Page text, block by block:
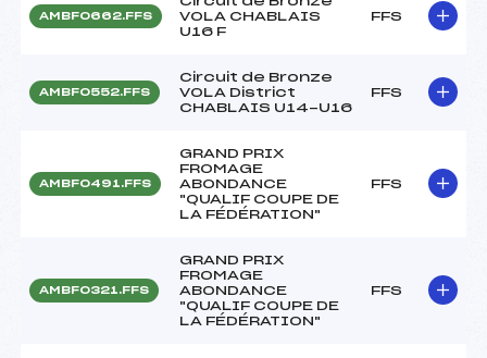
AMBF0662.FFS
VOLA CHABLAIS
U16 F
FFS
AMBF0552.FFS
Circuit de Bronze
VOLA District
CHABLAIS U14-U16
FFS
AMBF0491.FFS
GRAND PRIX
FROMAGE
ABONDANCE
"QUALIF COUPE DE
LA FÉDÉRATION"
FFS
AMBF0321.FFS
GRAND PRIX
FROMAGE
ABONDANCE
"QUALIF COUPE DE
LA FÉDÉRATION"
FFS